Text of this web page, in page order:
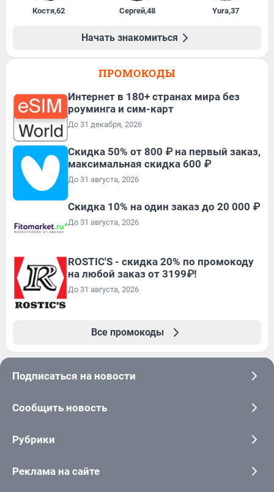
Костя,62 Сергей,48 Yura,37
Начать знакомиться
ПРОМОКОДЫ
Интернет в 180+ странах мира без
роуминга и сим-карт
До 31 декабря, 2026
Скидка 50% от 800 ₽ на первый заказ,
максимальная скидка 600 ₽
До 31 августа, 2026
Скидка 10% на один заказ до 20 000 ₽
До 31 августа, 2026
ROSTIC'S - скидка 20% по промокоду
на любой заказ от 3199₽!
До 31 августа, 2026
Все промокоды
Подписаться на новости
Сообщить новость
Рубрики
Реклама на сайте